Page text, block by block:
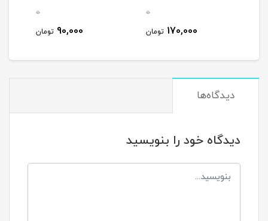
0
170,000 تومان
0
90,000 تومان
دیدگاه‌ها
دیدگاه خود را بنویسید